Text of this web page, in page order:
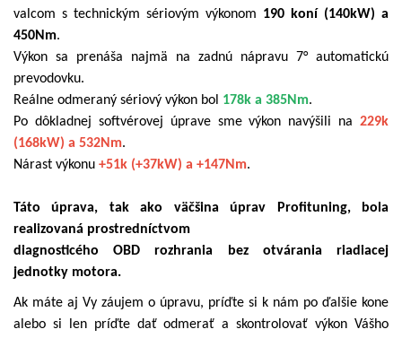
valcom s technickým sériovým výkonom 190 koní (140kW) a
450Nm.
Výkon sa prenáša najmä na zadnú nápravu 7° automatickú
prevodovku.
Reálne odmeraný sériový výkon bol 178k a 385Nm.
Po dôkladnej softvérovej úprave sme výkon navýšili na 229k
(168kW) a 532Nm.
Nárast výkonu +51k (+37kW) a +147Nm.
Táto úprava, tak ako väčšina úprav Profituning, bola
realizovaná prostredníctvom
diagnosticého OBD rozhrania bez otvárania riadiacej
jednotky motora.
Ak máte aj Vy záujem o úpravu, príďte si k nám po ďalšie kone
alebo si len príďte dať odmerať a skontrolovať výkon Vášho